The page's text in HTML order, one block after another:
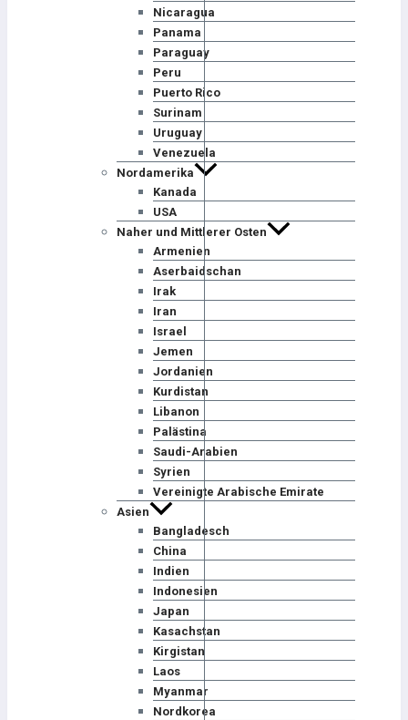
Nicaragua
Panama
Paraguay
Peru
Puerto Rico
Surinam
Uruguay
Venezuela
Nordamerika
Kanada
USA
Naher und Mittlerer Osten
Armenien
Aserbaidschan
Irak
Iran
Israel
Jemen
Jordanien
Kurdistan
Libanon
Palästina
Saudi-Arabien
Syrien
Vereinigte Arabische Emirate
Asien
Bangladesch
China
Indien
Indonesien
Japan
Kasachstan
Kirgistan
Laos
Myanmar
Nordkorea